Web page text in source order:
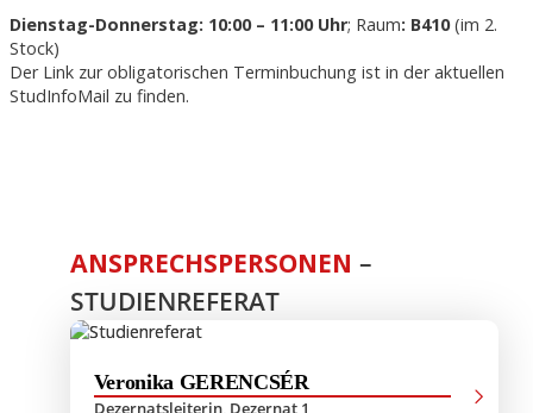
Dienstag-Donnerstag: 10:00 – 11:00 Uhr; Raum: B410(im 2.
Stock)
Der Link zur obligatorischen Terminbuchung ist in der aktuellen
StudInfoMail zu finden.
ANSPRECHSPERSONEN –
STUDIENREFERAT
Veronika GERENCSÉR
Dezernatsleiterin, Dezernat 1